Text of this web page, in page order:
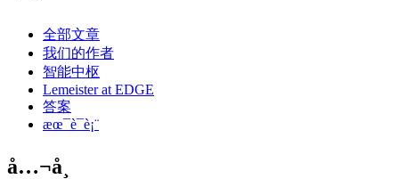
全部文章
我们的作者
智能中枢
Lemeister at EDGE
答案
æœ¯è¯­è¡¨
å…¬å¸